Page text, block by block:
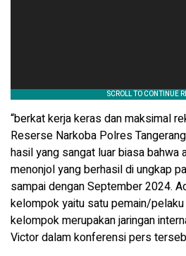
“berkat kerja keras dan maksimal
Reserse Narkoba Polres
hasil yang sangat luar biasa bahwa
menonjol yang berhasil di ungkap
sampai dengan September 2024.
kelompok yaitu satu pemain/pelaku
kelompok merupakan jaringan
Victor dalam konferensi pers